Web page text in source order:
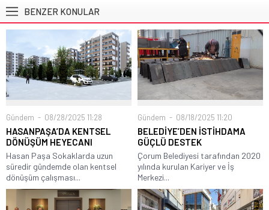
BENZER KONULAR
Gündem 08/28/2025 11:28
HASANPAŞA’DA KENTSEL
DÖNÜŞÜM HEYECANI
Hasan Paşa Sokaklarda uzun
süredir gündemde olan kentsel
dönüşüm çalışması...
Gündem 08/18/2025 11:20
BELEDİYE’DEN İSTİHDAMA
GÜÇLÜ DESTEK
Çorum Belediyesi tarafından 2020
yılında kurulan Kariyer ve İş
Merkezi...